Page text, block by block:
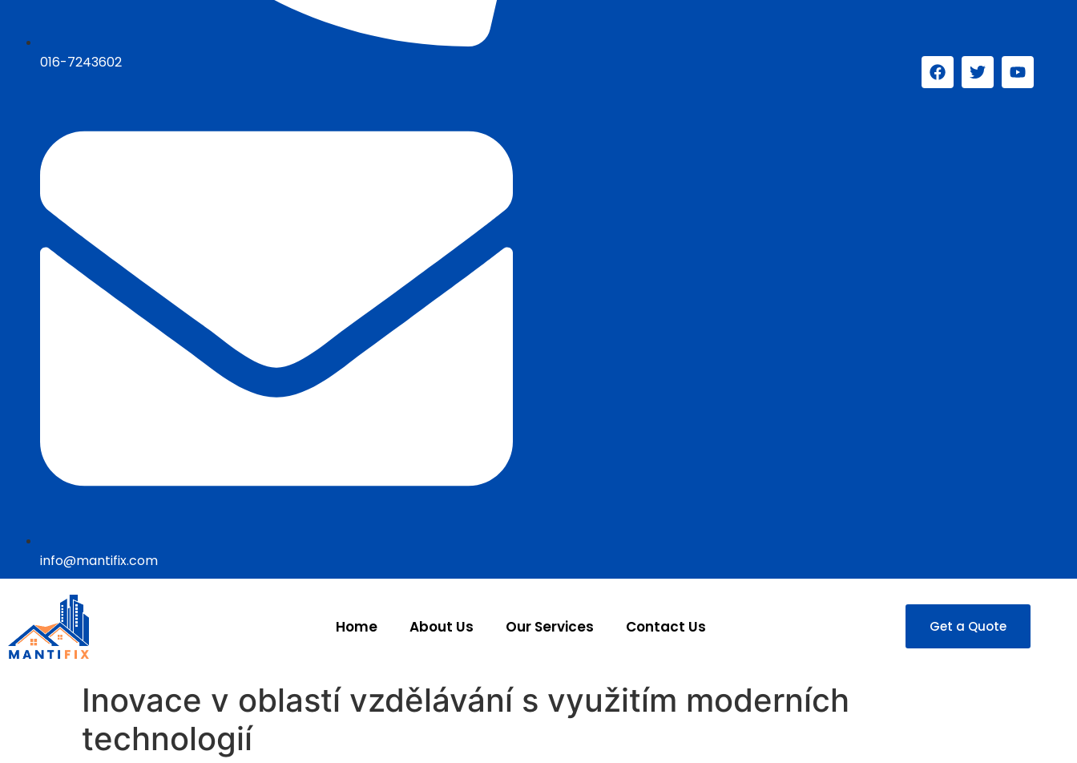
016-7243602
info@mantifix.com
Home About Us Our Services Contact Us Get a Quote
Inovace v oblastí vzdělávání s využitím moderních
technologií